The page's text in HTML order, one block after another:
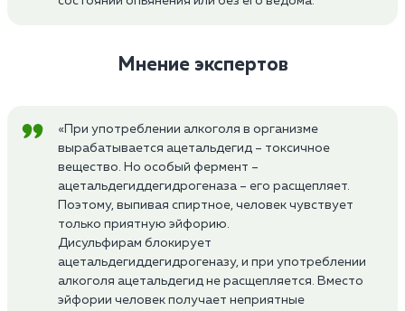
Мнение экспертов
«При употреблении алкоголя в организме
вырабатывается ацетальдегид – токсичное
вещество. Но особый фермент –
ацетальдегиддегидрогеназа – его расщепляет.
Поэтому, выпивая спиртное, человек чувствует
только приятную эйфорию.
Дисульфирам блокирует
ацетальдегиддегидрогеназу, и при употреблении
алкоголя ацетальдегид не расщепляется. Вместо
эйфории человек получает неприятные